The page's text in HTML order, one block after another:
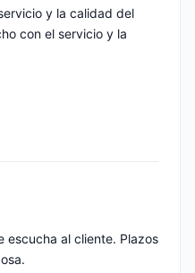
y la calidad del
con el servicio y la
escucha al cliente. Plazos